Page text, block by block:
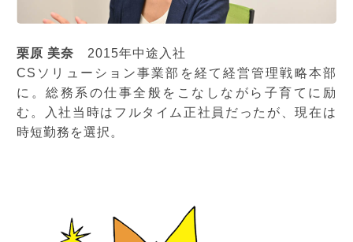
栗原 美奈 2015年中途入社
CSソリューション事業部を経て経営管理戦略本部
に。総務系の仕事全般をこなしながら子育てに励
む。入社当時はフルタイム正社員だったが、現在は
時短勤務を選択。